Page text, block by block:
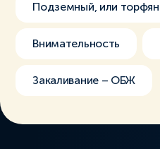
Подземный, или
Внимательность
Закаливание – ОБЖ